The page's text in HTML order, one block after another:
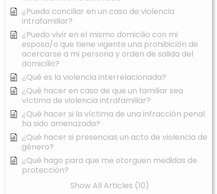
¿Puedo conciliar en un caso de violencia
intrafamiliar?
¿Puedo vivir en el mismo domicilio con mi
esposa/o que tiene vigente una prohibición de
acercarse a mi persona y orden de salida del
domicilio?
¿Qué es la violencia interrelacionada?
¿Qué hacer en caso de que un familiar sea
víctima de violencia intrafamiliar?
¿Qué hacer si la víctima de una infracción penal
ha sido amenazada?
¿Qué hacer si presencias un acto de violencia de
género?
¿Qué hago para que me otorguen medidas de
protección?
Show All Articles (10)